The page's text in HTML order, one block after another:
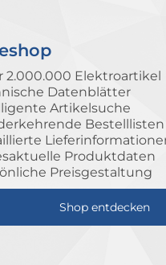
2.000.000 Elektroartikel
Datenblätter
Artikelsuche
Bestelllisten
Produktdaten
Preisgestaltung
Shop entdecken